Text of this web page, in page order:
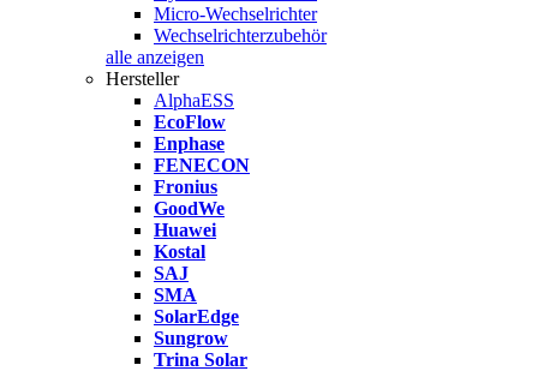
Micro-Wechselrichter
Wechselrichterzubehör
alle anzeigen
Hersteller
AlphaESS
EcoFlow
Enphase
FENECON
Fronius
GoodWe
Huawei
Kostal
SAJ
SMA
SolarEdge
Sungrow
Trina Solar